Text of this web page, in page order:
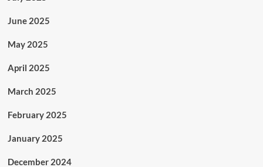
June 2025
May 2025
April 2025
March 2025
February 2025
January 2025
December 2024